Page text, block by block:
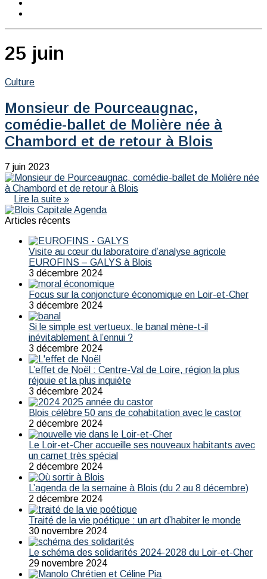
25 juin
Culture
Monsieur de Pourceaugnac,
comédie-ballet de Molière née à
Chambord et de retour à Blois
7 juin 2023
Lire la suite »
Articles récents
Visite au cœur du laboratoire d’analyse agricole
EUROFINS – GALYS à Blois
3 décembre 2024
Focus sur la conjoncture économique en Loir-et-Cher
3 décembre 2024
Si le simple est vertueux, le banal mène-t-il
inévitablement à l’ennui ?
3 décembre 2024
L’effet de Noël : Centre-Val de Loire, région la plus
réjouie et la plus inquiète
3 décembre 2024
Blois célèbre 50 ans de cohabitation avec le castor
2 décembre 2024
Le Loir-et-Cher accueille ses nouveaux habitants avec
un carnet très spécial
2 décembre 2024
L’agenda de la semaine à Blois (du 2 au 8 décembre)
2 décembre 2024
Traité de la vie poétique : un art d’habiter le monde
30 novembre 2024
Le schéma des solidarités 2024-2028 du Loir-et-Cher
29 novembre 2024